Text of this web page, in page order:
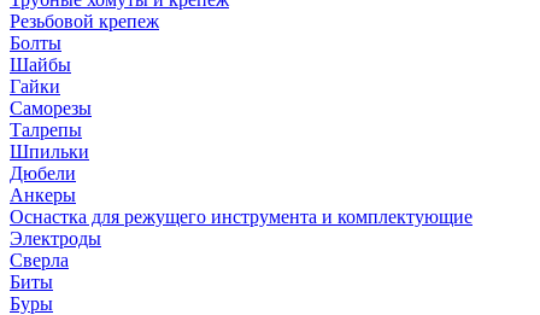
Резьбовой крепеж
Болты
Шайбы
Гайки
Саморезы
Талрепы
Шпильки
Дюбели
Анкеры
Оснастка для режущего инструмента и комплектующие
Электроды
Сверла
Биты
Буры